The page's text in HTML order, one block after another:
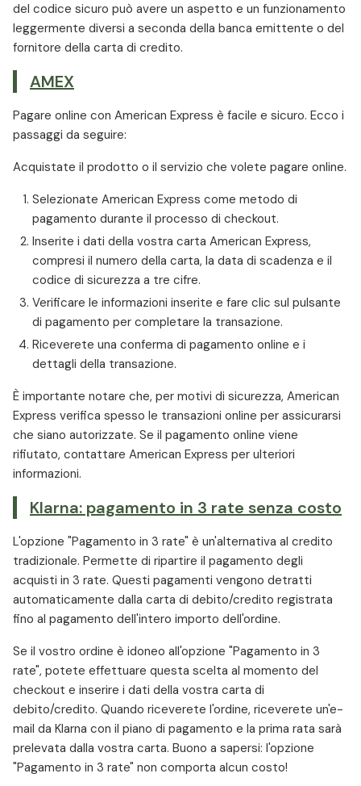
del codice sicuro può avere un aspetto e un funzionamento
leggermente diversi a seconda della banca emittente o del
fornitore della carta di credito.
AMEX
Pagare online con American Express è facile e sicuro. Ecco i
passaggi da seguire:
Acquistate il prodotto o il servizio che volete pagare online.
Selezionate American Express come metodo di
pagamento durante il processo di checkout.
Inserite i dati della vostra carta American Express,
compresi il numero della carta, la data di scadenza e il
codice di sicurezza a tre cifre.
Verificare le informazioni inserite e fare clic sul pulsante
di pagamento per completare la transazione.
Riceverete una conferma di pagamento online e i
dettagli della transazione.
È importante notare che, per motivi di sicurezza, American
Express verifica spesso le transazioni online per assicurarsi
che siano autorizzate. Se il pagamento online viene
rifiutato, contattare American Express per ulteriori
informazioni.
Klarna: pagamento in 3 rate senza costo
L'opzione "Pagamento in 3 rate" è un'alternativa al credito
tradizionale. Permette di ripartire il pagamento degli
acquisti in 3 rate. Questi pagamenti vengono detratti
automaticamente dalla carta di debito/credito registrata
fino al pagamento dell'intero importo dell'ordine.
Se il vostro ordine è idoneo all'opzione "Pagamento in 3
rate", potete effettuare questa scelta al momento del
checkout e inserire i dati della vostra carta di
debito/credito. Quando riceverete l'ordine, riceverete un'e-
mail da Klarna con il piano di pagamento e la prima rata sarà
prelevata dalla vostra carta. Buono a sapersi: l'opzione
"Pagamento in 3 rate" non comporta alcun costo!